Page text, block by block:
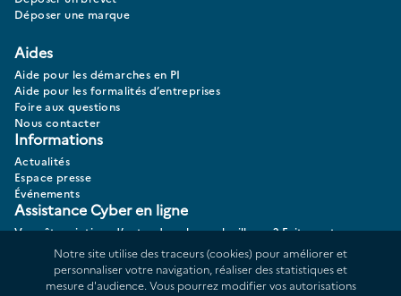
Déposer une marque
Aides
Aide pour les démarches en PI
Aide pour les formalités d’entreprises
Foire aux questions
Nous contacter
Informations
Actualités
Espace presse
Événements
Assistance Cyber en ligne
Vous êtes victime d’actes de cybermalveillance? Faites votre
Notre site utilise des traceurs (cookies) pour améliorer et
personnaliser votre navigation, réaliser des statistiques et
mesure d'audience. Vous pourrez modifier vos autorisations